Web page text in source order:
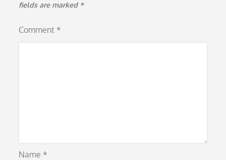
fields are marked *
Comment *
Name *